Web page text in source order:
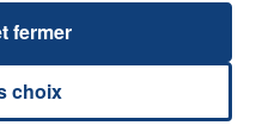
choix
fermer